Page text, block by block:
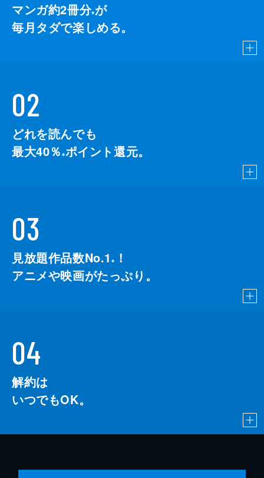
マンガ約2冊分※が
毎月タダで楽しめる。
02
どれを読んでも
最大40％ ※ポイント還元。
03
見放題作品数No.1 ※
！
アニメや映画がたっぷり。
04
解約は
いつでもOK。